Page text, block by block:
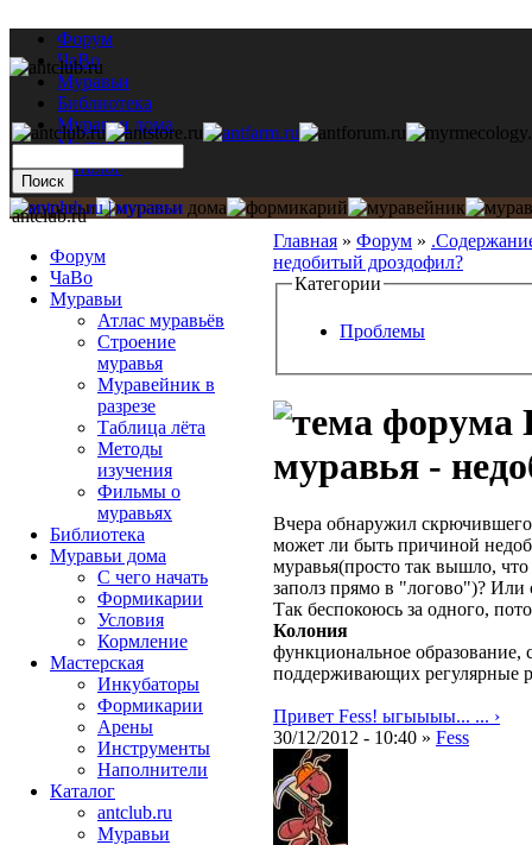
Форум
ЧаВо
Муравьи
Библиотека
Муравьи дома
Мастерская
Каталог
Главная » Форум »
недобитый дроздофил?
Категории
Проблемы
муравья -
Вчера обнаружил
может ли быть причиной
муравья(просто так вышло,
заполз прямо в "логово")? Или
Так беспокоюсь за одного,
Колония
функциональное образование,
поддерживающих регулярные
Привет Fess! ыгыыыы... ... ›
30/12/2012 - 10:40 » Fess
antclub.ru
Форум
ЧаВо
Муравьи
Атлас муравьёв
Строение
муравья
Муравейник в
разрезе
Таблица лёта
Методы
изучения
Фильмы о
муравьях
Библиотека
Муравьи дома
С чего начать
Формикарии
Условия
Кормление
Мастерская
Инкубаторы
Формикарии
Арены
Инструменты
Наполнители
Каталог
antclub.ru
Муравьи